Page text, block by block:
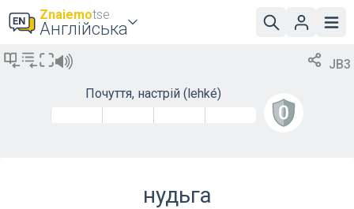
Znaiemotse
Англійська
JB3
Почуття, настрій (lehké)
нудьга